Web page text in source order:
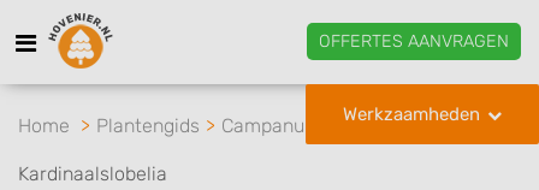
OFFERTES AANVRAGEN
Werkzaamheden
Home Plantengids Campanulaceae Lobelia
Kardinaalslobelia